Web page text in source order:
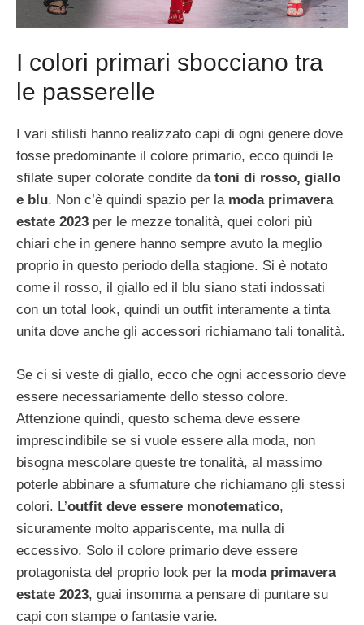
I colori primari sbocciano tra
le passerelle
I vari stilisti hanno realizzato capi di ogni genere dove
fosse predominante il colore primario, ecco quindi le
sfilate super colorate condite da toni di rosso, giallo
e blu. Non c’è quindi spazio per la moda primavera
estate 2023 per le mezze tonalità, quei colori più
chiari che in genere hanno sempre avuto la meglio
proprio in questo periodo della stagione. Si è notato
come il rosso, il giallo ed il blu siano stati indossati
con un total look, quindi un outfit interamente a tinta
unita dove anche gli accessori richiamano tali tonalità.
Se ci si veste di giallo, ecco che ogni accessorio deve
essere necessariamente dello stesso colore.
Attenzione quindi, questo schema deve essere
imprescindibile se si vuole essere alla moda, non
bisogna mescolare queste tre tonalità, al massimo
poterle abbinare a sfumature che richiamano gli stessi
colori. L’outfit deve essere monotematico,
sicuramente molto appariscente, ma nulla di
eccessivo. Solo il colore primario deve essere
protagonista del proprio look per la moda primavera
estate 2023, guai insomma a pensare di puntare su
capi con stampe o fantasie varie.